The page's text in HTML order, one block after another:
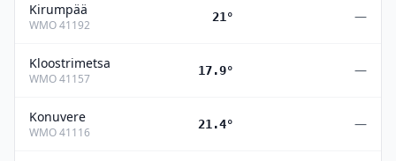
Kirumpää
WMO41192
21° —
Kloostrimetsa
WMO41157
17.9° —
Konuvere
WMO41116
21.4° —